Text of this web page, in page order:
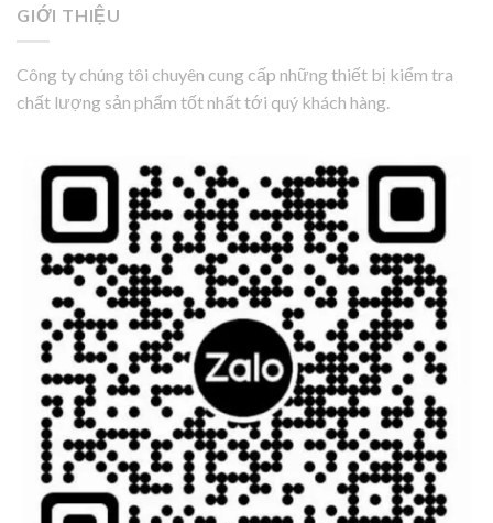
GIỚI THIỆU
Công ty chúng tôi chuyên cung cấp những thiết bị kiểm tra
chất lượng sản phẩm tốt nhất tới quý khách hàng.